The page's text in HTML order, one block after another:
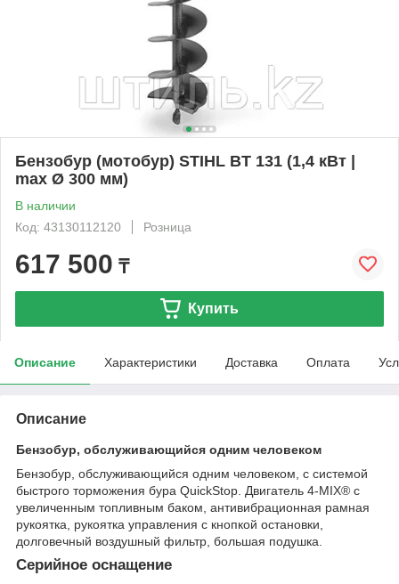
Бензобур (мотобур) STIHL BT 131 (1,4 кВт |
max Ø 300 мм)
В наличии
Код: 43130112120
Розница
617 500 ₸
Купить
Описание Характеристики Доставка Оплата
Описание
Бензобур, обслуживающийся одним человеком
Бензобур, обслуживающийся одним человеком, с системой
быстрого торможения бура QuickStop. Двигатель 4-MIX® с
увеличенным топливным баком, антивибрационная рамная
рукоятка, рукоятка управления с кнопкой остановки,
долговечный воздушный фильтр, большая подушка.
Серийное оснащение